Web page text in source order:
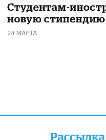
Студентам-
новую стипендию
24 МАРТА